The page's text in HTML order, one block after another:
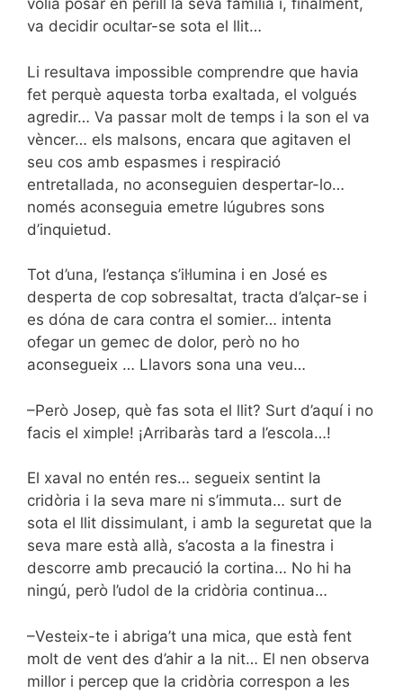
volia posar en perill la seva família i, finalment,
va decidir ocultar-se sota el llit…
Li resultava impossible comprendre que havia
fet perquè aquesta torba exaltada, el volgués
agredir… Va passar molt de temps i la son el va
vèncer… els malsons, encara que agitaven el
seu cos amb espasmes i respiració
entretallada, no aconseguien despertar-lo…
només aconseguia emetre lúgubres sons
d’inquietud.
Tot d’una, l’estança s’il·lumina i en José es
desperta de cop sobresaltat, tracta d’alçar-se i
es dóna de cara contra el somier… intenta
ofegar un gemec de dolor, però no ho
aconsegueix … Llavors sona una veu…
–Però Josep, què fas sota el llit? Surt d’aquí i no
facis el ximple! ¡Arribaràs tard a l’escola…!
El xaval no entén res… segueix sentint la
cridòria i la seva mare ni s’immuta… surt de
sota el llit dissimulant, i amb la seguretat que la
seva mare està allà, s’acosta a la finestra i
descorre amb precaució la cortina… No hi ha
ningú, però l’udol de la cridòria continua…
–Vesteix-te i abriga’t una mica, que està fent
molt de vent des d’ahir a la nit… El nen observa
millor i percep que la cridòria correspon a les